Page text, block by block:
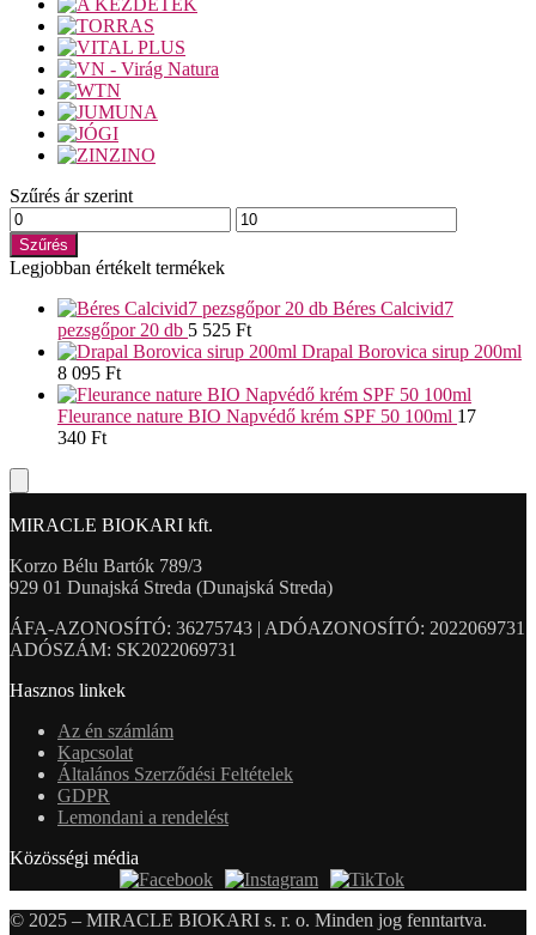
Szűrés ár szerint
Min
ár
Max
ár
Szűrés
Legjobban értékelt termékek
Béres Calcivid7
pezsgőpor 20 db 5 525 Ft
Drapal Borovica sirup 200ml
8 095 Ft
Fleurance nature BIO Napvédő krém SPF 50 100ml 17
340 Ft
MIRACLE BIOKARI kft.
Korzo Bélu Bartók 789/3
929 01 Dunajská Streda (Dunajská Streda)
ÁFA-AZONOSÍTÓ: 36275743 | ADÓAZONOSÍTÓ: 2022069731
ADÓSZÁM: SK2022069731
Hasznos linkek
Az én számlám
Kapcsolat
Általános Szerződési Feltételek
GDPR
Lemondani a rendelést
Közösségi média
© 2025 – MIRACLE BIOKARI s. r. o. Minden jog fenntartva.